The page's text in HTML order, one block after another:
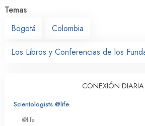
Temas
Bogotá
Colombia
Los Libros y Conferencias de los
CONEXIÓN DIARIA
Scientologists @life
@life